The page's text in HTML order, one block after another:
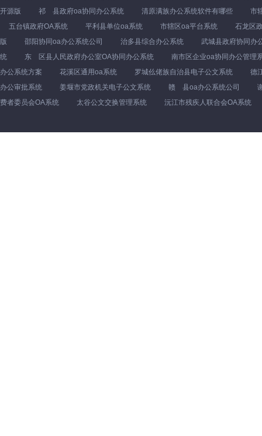
开源版
祁 县政府oa协同办公系统 清原满族办公系统软件有哪些
市
五台镇政府OA系统
平利县单位oa系统 市辖区oa平台系统
石龙区
版
邵阳协同oa办公系统公司 治多县综合办公系统
武城县政府协同办
统
东 区县人民政府办公室OA协同办公系统
南市区企业oa协同办公管理
办公系统方案
花溪区通用oa系统 罗城仫佬族自治县电子公文系统
德
办公审批系统
姜堰市党政机关电子公文系统 赣 县oa办公系统公司
费者委员会OA系统
太谷公文交换管理系统 沅江市残疾人联合会OA系统